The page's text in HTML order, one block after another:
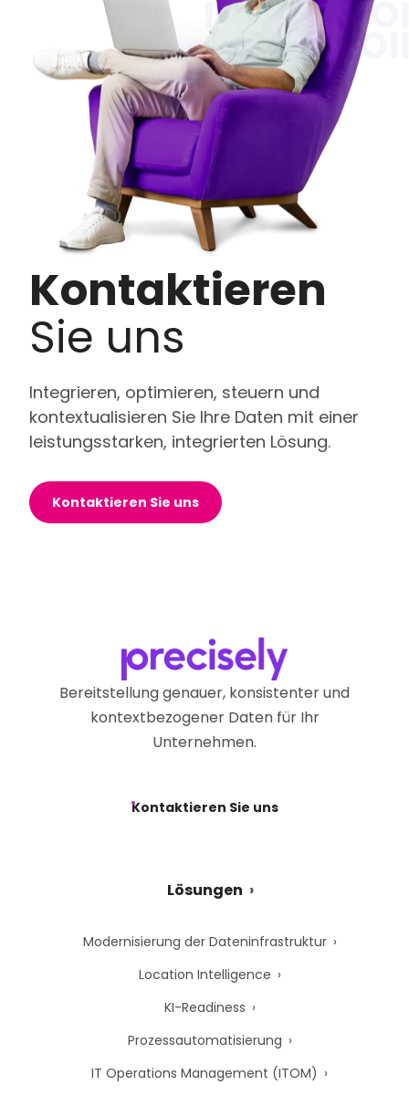
Kontaktieren
Sie uns
Integrieren, optimieren, steuern und
kontextualisieren Sie Ihre Daten mit einer
leistungsstarken, integrierten Lösung.
Kontaktieren Sie uns
Bereitstellung genauer, konsistenter und
kontextbezogener Daten für Ihr
Unternehmen.
Kontaktieren Sie uns
Lösungen
Modernisierung der Dateninfrastruktur
Location Intelligence
KI-Readiness
Prozessautomatisierung
IT Operations Management (ITOM)